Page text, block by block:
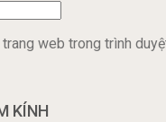
web trong trình
KÍNH